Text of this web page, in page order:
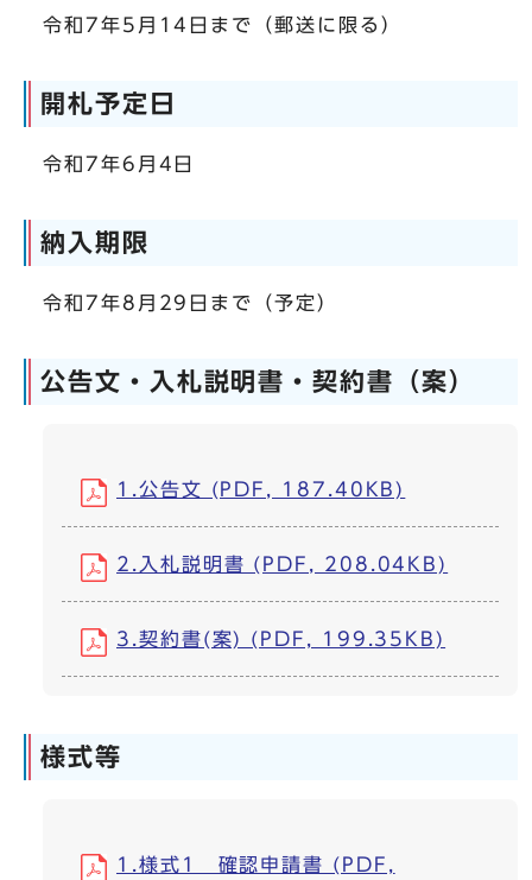
令和7年5月14日まで（郵送に限る）
開札予定日
令和7年6月4日
納入期限
令和7年8月29日まで（予定）
公告文・入札説明書・契約書（案）
1.公告文 (PDF, 187.40KB)
2.入札説明書 (PDF, 208.04KB)
3.契約書(案) (PDF, 199.35KB)
様式等
1.様式1 確認申請書 (PDF,